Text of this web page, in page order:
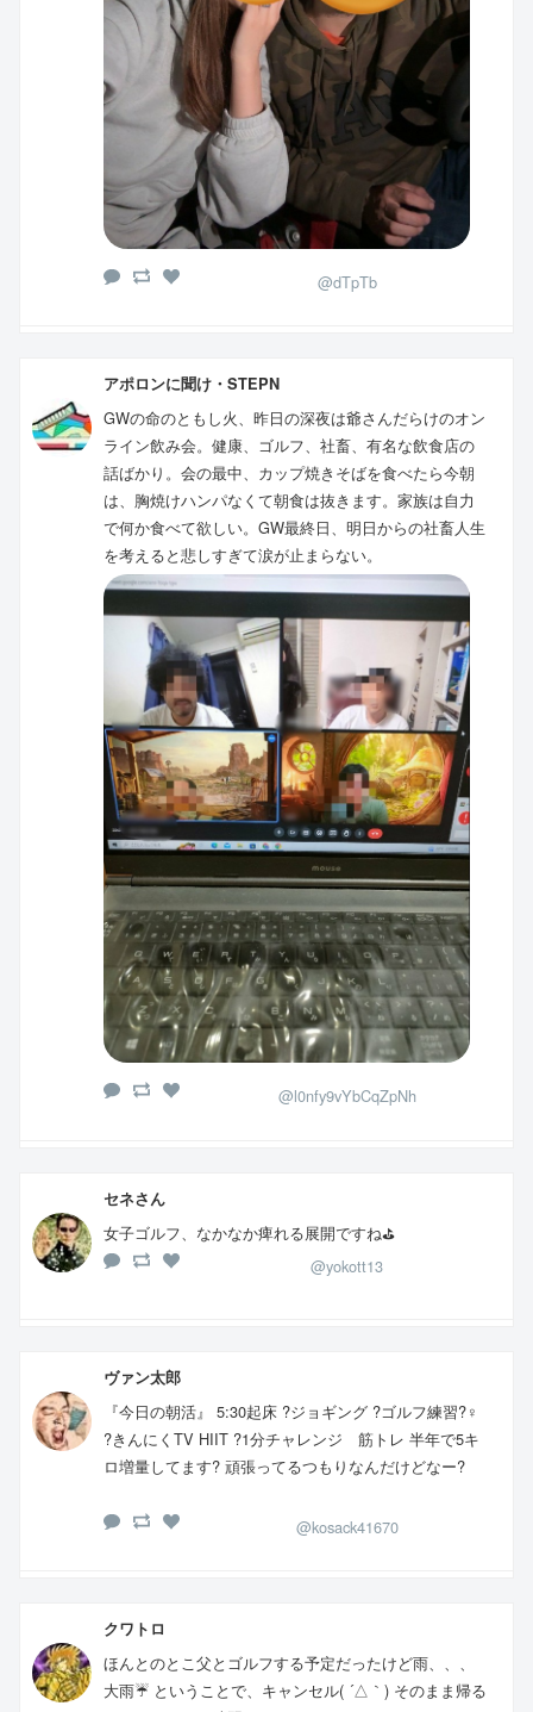
@dTpTb
アポロンに聞け・STEPN
GWの命のともし火、昨日の深夜は爺さんだらけのオン
ライン飲み会。健康、ゴルフ、社畜、有名な飲食店の
話ばかり。会の最中、カップ焼きそばを食べたら今朝
は、胸焼けハンパなくて朝食は抜きます。家族は自力
で何か食べて欲しい。GW最終日、明日からの社畜人生
を考えると悲しすぎて涙が止まらない。
@l0nfy9vYbCqZpNh
セネさん
女子ゴルフ、なかなか痺れる展開ですね⛳️
@yokott13
ヴァン太郎
『今日の朝活』 5:30起床 ?ジョギング ?ゴルフ練習?️‍♀️
?きんにくTV HIIT ?1分チャレンジ 筋トレ 半年で5キ
ロ増量してます? 頑張ってるつもりなんだけどなー?
@kosack41670
クワトロ
ほんとのとこ父とゴルフする予定だったけど雨、、、
大雨☔ ということで、キャンセル( ´△｀) そのまま帰る